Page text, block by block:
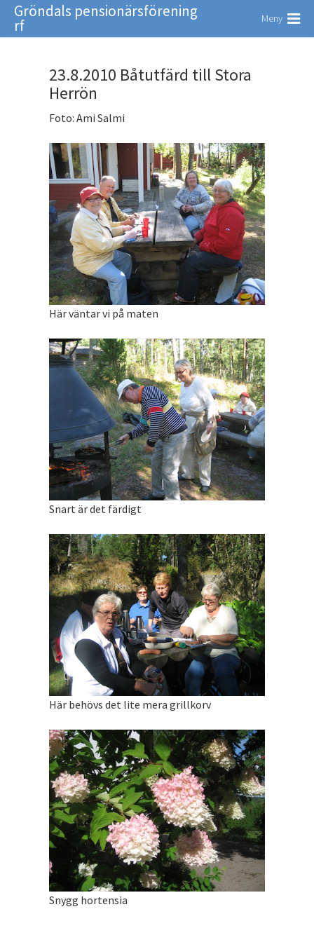
Gröndals pensionärsförening
rf Meny
23.8.2010 Båtutfärd till Stora
Herrön
Foto: Ami Salmi
Här väntar vi på maten
Snart är det färdigt
Här behövs det lite mera grillkorv
Snygg hortensia